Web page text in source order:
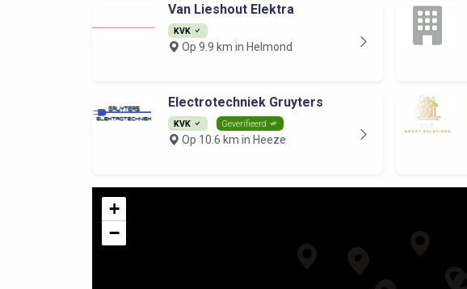
Van Lieshout Elektra
KVK
Op 9.9 km in Helmond
Electrotechniek Gruyters
KVK Geverifieerd
Op 10.6 km in Heeze
+
−